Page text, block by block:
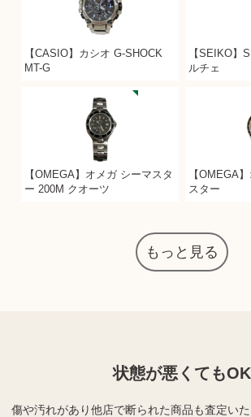
【CASIO】カシオ G-SHOCK
MT-G
【SEIKO】
ルチェ
【OMEGA】オメガ シーマスタ
ー 200M クオーツ
【OMEGA
スター
もっと見る
状態が悪くてもOK
傷や汚れがあり他店で断られた商品も査定いた